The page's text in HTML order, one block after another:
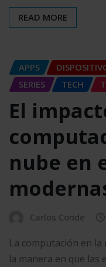
READ MORE
APPS
SERIES
TECH
El
nube en
Carlos Conde
La computación en
la manera en que las